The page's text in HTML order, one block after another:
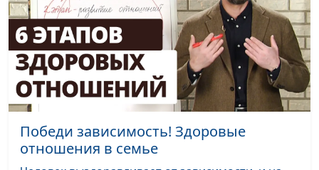
Мария Вачева,
психолог; Сергей
Бутов, инвестор
Путь к благополучию.
Любовь и
благополучие:
взаимное влияние
Руслан Ларин,
психолог, бизнес-
тренер, Евгений
священнослужитель;
Мария Вачева,
#83
Победи зависимость! Здоровые
отношения в семье